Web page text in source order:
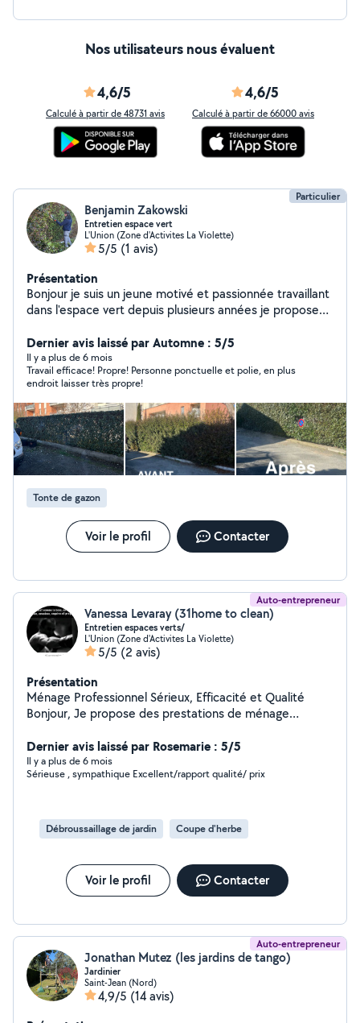
échanger sur votre projet ou demander un devis.
Nos utilisateurs nous évaluent
4,6/5
Calculé à partir de 48731 avis
4,6/5
Calculé à partir de 66000 avis
Particulier
Benjamin Zakowski
Entretien espace vert
L'Union (Zone d'Activites La Violette)
5/5 (1 avis)
Présentation
Bonjour je suis un jeune motivé et passionnée travaillant
dans l'espace vert depuis plusieurs années je propose
de jardin )
Dernier avis laissé par Automne : 5/5
Il y a plus de 6 mois
Travail efficace! Propre! Personne ponctuelle et polie, en plus
endroit laisser très propre!
Tonte de gazon
Voir le profil Contacter
Auto-entrepreneur
Vanessa Levaray (31home to clean)
Entretien espaces verts/
L'Union (Zone d'Activites La Violette)
5/5 (2 avis)
Présentation
Ménage Professionnel Sérieux, Efficacité et Qualité
Bonjour, Je propose des prestations de ménage
services : * Ménage complet de maisons et
appartements * Nettoyage après déménagement *
Ménage de fin de chantier * Nettoyage de bureaux et
minutieuse. J'utilise des méthodes de nettoyage
efficaces afin de garantir un résultat impeccable. Je
dans votre secteur Disponible en semaine et le week-
devis gratuit. À bientôt !
Dernier avis laissé par Rosemarie : 5/5
Il y a plus de 6 mois
Sérieuse , sympathique Excellent/rapport qualité/ prix
Débroussaillage de jardin Coupe d'herbe
Voir le profil Contacter
Auto-entrepreneur
Jonathan Mutez (les jardins de tango)
Jardinier
Saint-Jean (Nord)
4,9/5 (14 avis)